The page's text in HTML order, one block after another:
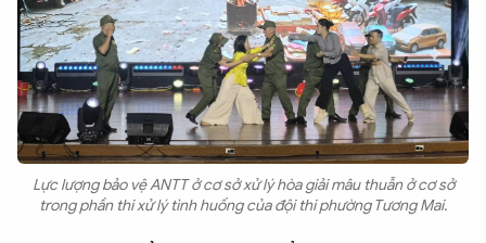
Lực lượng bảo vệ ANTT ở cơ sở xử lý hòa giải mâu thuẫn ở cơ sở
trong phần thi xử lý tình huống của đội thi phường Tương Mai.